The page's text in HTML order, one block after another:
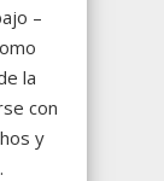
–
la
con
y